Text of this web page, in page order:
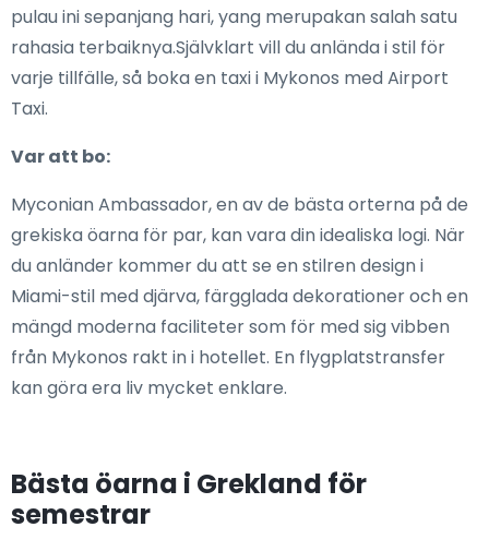
pulau ini sepanjang hari, yang merupakan salah satu
rahasia terbaiknya.Självklart vill du anlända i stil för
varje tillfälle, så boka en taxi i Mykonos med Airport
Taxi.
Var att bo:
Myconian Ambassador, en av de bästa orterna på de
grekiska öarna för par, kan vara din idealiska logi. När
du anländer kommer du att se en stilren design i
Miami-stil med djärva, färgglada dekorationer och en
mängd moderna faciliteter som för med sig vibben
från Mykonos rakt in i hotellet. En flygplatstransfer
kan göra era liv mycket enklare.
Bästa öarna i Grekland för
semestrar